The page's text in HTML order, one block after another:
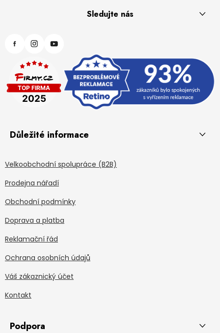
Sledujte nás
Důležité informace
Velkoobchodní spolupráce (B2B)
Prodejna nářadí
Obchodní podmínky
Doprava a platba
Reklamační řád
Ochrana osobních údajů
Váš zákaznický účet
Kontakt
Podpora